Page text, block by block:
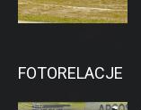
FOTORELACJE